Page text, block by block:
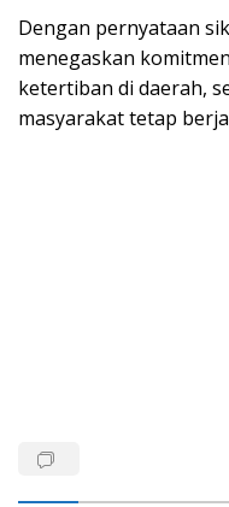
‎Dengan pernyataan
menegaskan
ketertiban di daerah,
masyarakat tetap